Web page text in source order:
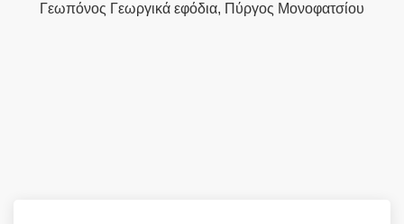
Γεωπόνος Γεωργικά εφόδια, Πύργος Μονοφατσίου